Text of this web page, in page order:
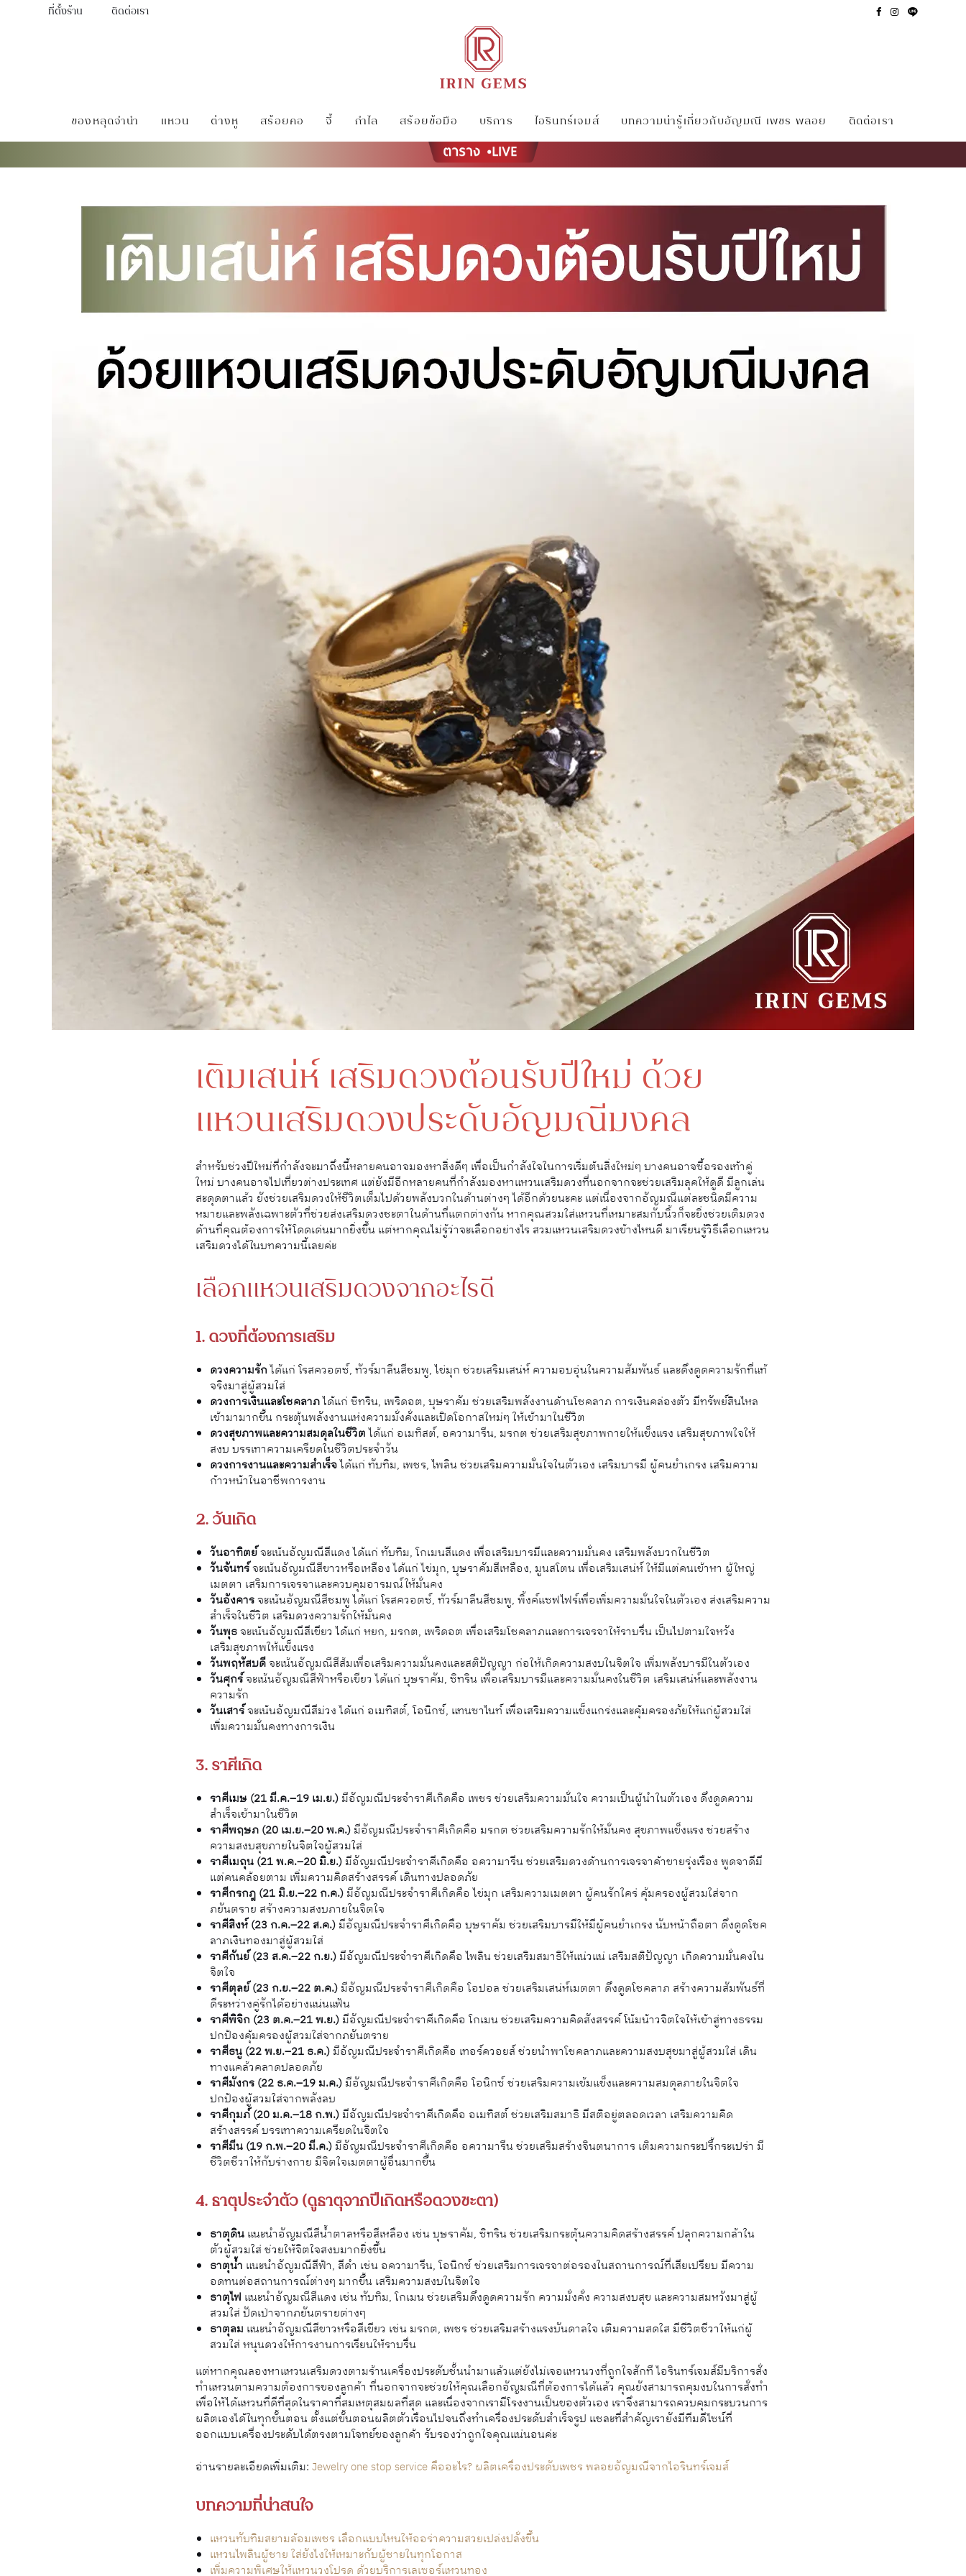
ที่ตั้งร้าน ติดต่อเรา
ของหลุดจำนำ แหวน ต่างหู สร้อยคอ จี้ กำไล สร้อยข้อมือ บริการ ไอรินทร์เจมส์ บทความน่ารู้เกี่ยวกับอัญมณี เพชร พลอย ติดต่อเรา
เติมเสน่ห์ เสริมดวงต้อนรับปีใหม่ ด้วย
แหวนเสริมดวงประดับอัญมณีมงคล
สำหรับช่วงปีใหม่ที่กำลังจะมาถึงนี้หลายคนอาจมองหาสิ่งดีๆ เพื่อเป็นกำลังใจในการเริ่มต้นสิ่งใหม่ๆ บางคนอาจซื้อรองเท้าคู่
ใหม่ บางคนอาจไปเที่ยวต่างประเทศ แต่ยังมีอีกหลายคนที่กำลังมองหาแหวนเสริมดวงที่นอกจากจะช่วยเสริมลุคให้ดูดี มีลูกเล่น
สะดุดตาแล้ว ยังช่วยเสริมดวงให้ชีวิตเต็มไปด้วยพลังบวกในด้านต่างๆ ได้อีกด้วยนะคะ แต่เนื่องจากอัญมณีแต่ละชนิดมีความ
หมายและพลังเฉพาะตัวที่ช่วยส่งเสริมดวงชะตาในด้านที่แตกต่างกัน หากคุณสวมใส่แหวนที่เหมาะสมกับนิ้วก็จะยิ่งช่วยเติมดวง
ด้านที่คุณต้องการให้โดดเด่นมากยิ่งขึ้น แต่หากคุณไม่รู้ว่าจะเลือกอย่างไร สวมแหวนเสริมดวงข้างไหนดี มาเรียนรู้วิธีเลือกแหวน
เสริมดวงได้ในบทความนี้เลยค่ะ
เลือกแหวนเสริมดวงจากอะไรดี
1. ดวงที่ต้องการเสริม
ดวงความรักได้แก่ โรสควอตซ์, ทัวร์มาลีนสีชมพู, ไข่มุก ช่วยเสริมเสน่ห์ ความอบอุ่นในความสัมพันธ์ และดึงดูดความรักที่แท้
จริงมาสู่ผู้สวมใส่
ดวงการเงินและโชคลาภได้แก่ ซิทริน, เพริดอต, บุษราคัม ช่วยเสริมพลังงานด้านโชคลาภ การเงินคล่องตัว มีทรัพย์สินไหล
เข้ามามากขึ้น กระตุ้นพลังงานแห่งความมั่งคั่งและเปิดโอกาสใหม่ๆ ให้เข้ามาในชีวิต
ดวงสุขภาพและความสมดุลในชีวิตได้แก่ อเมทิสต์, อความารีน, มรกต ช่วยเสริมสุขภาพกายให้แข็งแรง เสริมสุขภาพใจให้
สงบ บรรเทาความเครียดในชีวิตประจำวัน
ดวงการงานและความสำเร็จได้แก่ ทับทิม, เพชร, ไพลิน ช่วยเสริมความมั่นใจในตัวเอง เสริมบารมี ผู้คนยำเกรง เสริมความ
ก้าวหน้าในอาชีพการงาน
2. วันเกิด
วันอาทิตย์จะเน้นอัญมณีสีแดง ได้แก่ ทับทิม, โกเมนสีแดง เพื่อเสริมบารมีและความมั่นคง เสริมพลังบวกในชีวิต
วันจันทร์จะเน้นอัญมณีสีขาวหรือเหลือง ได้แก่ ไข่มุก, บุษราคัมสีเหลือง, มูนสโตน เพื่อเสริมเสน่ห์ ให้มีแต่คนเข้าหา ผู้ใหญ่
เมตตา เสริมการเจรจาและควบคุมอารมณ์ให้มั่นคง
วันอังคารจะเน้นอัญมณีสีชมพู ได้แก่ โรสควอตซ์, ทัวร์มาลีนสีชมพู, พิ้งค์แซฟไฟร์เพื่อเพิ่มความมั่นใจในตัวเอง ส่งเสริมความ
สำเร็จในชีวิต เสริมดวงความรักให้มั่นคง
วันพุธจะเน้นอัญมณีสีเขียว ได้แก่ หยก, มรกต, เพริดอต เพื่อเสริมโชคลาภและการเจรจาให้ราบรื่น เป็นไปตามใจหวัง
เสริมสุขภาพให้แข็งแรง
วันพฤหัสบดีจะเน้นอัญมณีสีส้มเพื่อเสริมความมั่นคงและสติปัญญา ก่อให้เกิดความสงบในจิตใจ เพิ่มพลังบารมีในตัวเอง
วันศุกร์จะเน้นอัญมณีสีฟ้าหรือเขียว ได้แก่ บุษราคัม, ซิทริน เพื่อเสริมบารมีและความมั่นคงในชีวิต เสริมเสน่ห์และพลังงาน
ความรัก
วันเสาร์จะเน้นอัญมณีสีม่วง ได้แก่ อเมทิสต์, โอนิกซ์, แทนซาไนท์ เพื่อเสริมความแข็งแกร่งและคุ้มครองภัยให้แก่ผู้สวมใส่
เพิ่มความมั่นคงทางการเงิน
3. ราศีเกิด
ราศีเมษ (21 มี.ค.–19 เม.ย.) มีอัญมณีประจำราศีเกิดคือ เพชร ช่วยเสริมความมั่นใจ ความเป็นผู้นำในตัวเอง ดึงดูดความ
สำเร็จเข้ามาในชีวิต
ราศีพฤษภ (20 เม.ย.–20 พ.ค.) มีอัญมณีประจำราศีเกิดคือ มรกต ช่วยเสริมความรักให้มั่นคง สุขภาพแข็งแรง ช่วยสร้าง
ความสงบสุขภายในจิตใจผู้สวมใส่
ราศีเมถุน (21 พ.ค.–20 มิ.ย.) มีอัญมณีประจำราศีเกิดคือ อความารีน ช่วยเสริมดวงด้านการเจรจาค้าขายรุ่งเรือง พูดจาดีมี
แต่คนคล้อยตาม เพิ่มความคิดสร้างสรรค์ เดินทางปลอดภัย
ราศีกรกฎ (21 มิ.ย.–22 ก.ค.) มีอัญมณีประจำราศีเกิดคือ ไข่มุก เสริมความเมตตา ผู้คนรักใคร่ คุ้มครองผู้สวมใส่จาก
ภยันตราย สร้างความสงบภายในจิตใจ
ราศีสิงห์ (23 ก.ค.–22 ส.ค.) มีอัญมณีประจำราศีเกิดคือ บุษราคัม ช่วยเสริมบารมีให้มีผู้คนยำเกรง นับหน้าถือตา ดึงดูดโชค
ลาภเงินทองมาสู่ผู้สวมใส่
ราศีกันย์ (23 ส.ค.–22 ก.ย.) มีอัญมณีประจำราศีเกิดคือ ไพลิน ช่วยเสริมสมาธิให้แน่วแน่ เสริมสติปัญญา เกิดความมั่นคงใน
จิตใจ
ราศีตุลย์ (23 ก.ย.–22 ต.ค.) มีอัญมณีประจำราศีเกิดคือ โอปอล ช่วยเสริมเสน่ห์เมตตา ดึงดูดโชคลาภ สร้างความสัมพันธ์ที่
ดีระหว่างคู่รักได้อย่างแน่นแฟ้น
ราศีพิจิก (23 ต.ค.–21 พ.ย.) มีอัญมณีประจำราศีเกิดคือ โกเมน ช่วยเสริมความคิดสังสรรค์ โน้มน้าวจิตใจให้เข้าสู่ทางธรรม
ปกป้องคุ้มครองผู้สวมใส่จากภยันตราย
ราศีธนู (22 พ.ย.–21 ธ.ค.) มีอัญมณีประจำราศีเกิดคือ เทอร์ควอยส์ ช่วยนำพาโชคลาภและความสงบสุขมาสู่ผู้สวมใส่ เดิน
ทางแคล้วคลาดปลอดภัย
ราศีมังกร (22 ธ.ค.–19 ม.ค.) มีอัญมณีประจำราศีเกิดคือ โอนิกซ์ ช่วยเสริมความเข้มแข็งและความสมดุลภายในจิตใจ
ปกป้องผู้สวมใส่จากพลังลบ
ราศีกุมภ์ (20 ม.ค.–18 ก.พ.) มีอัญมณีประจำราศีเกิดคือ อเมทิสต์ ช่วยเสริมสมาธิ มีสติอยู่ตลอดเวลา เสริมความคิด
สร้างสรรค์ บรรเทาความเครียดในจิตใจ
ราศีมีน (19 ก.พ.–20 มี.ค.) มีอัญมณีประจำราศีเกิดคือ อความารีน ช่วยเสริมสร้างจินตนาการ เติมความกระปรี้กระเปร่า มี
ชีวิตชีวาให้กับร่างกาย มีจิตใจเมตตาผู้อื่นมากขึ้น
4. ธาตุประจำตัว (ดูธาตุจากปีเกิดหรือดวงชะตา)
ธาตุดิน แนะนำอัญมณีสีน้ำตาลหรือสีเหลือง เช่น บุษราคัม, ซิทริน ช่วยเสริมกระตุ้นความคิดสร้างสรรค์ปลุกความกล้าใน
ตัวผู้สวมใส่ ช่วยให้จิตใจสงบมากยิ่งขึ้น
ธาตุน้ำ แนะนำอัญมณีสีฟ้า, สีดำ เช่น อความารีน, โอนิกซ์ ช่วยเสริมการเจรจาต่อรองในสถานการณ์ที่เสียเปรียบ มีความ
อดทนต่อสถานการณ์ต่างๆ มากขึ้น เสริมความสงบในจิตใจ
ธาตุไฟ แนะนำอัญมณีสีแดง เช่น ทับทิม, โกเมน ช่วยเสริมดึงดูดความรัก ความมั่งคั่ง ความสงบสุข และความสมหวังมาสู่ผู้
สวมใส่ ปัดเป่าจากภยันตรายต่างๆ
ธาตุลม แนะนำอัญมณีสีขาวหรือสีเขียว เช่น มรกต, เพชร ช่วยเสริมสร้างแรงบันดาลใจ เติมความสดใส มีชีวิตชีวาให้แก่ผู้
สวมใส่ หนุนดวงให้การงานการเรียนให้ราบรื่น
แต่หากคุณลองหาแหวนเสริมดวงตามร้านเครื่องประดับชั้นนำมาแล้วแต่ยังไม่เจอแหวนวงที่ถูกใจสักที ไอรินทร์เจมส์มีบริการสั่ง
ทำแหวนตามความต้องการของลูกค้า ที่นอกจากจะช่วยให้คุณเลือกอัญมณีที่ต้องการได้แล้ว คุณยังสามารถคุมงบในการสั่งทำ
เพื่อให้ได้แหวนที่ดีที่สุดในราคาที่สมเหตุสมผลที่สุด และเนื่องจากเรามีโรงงานเป็นของตัวเอง เราจึงสามารถควบคุมกระบวนการ
ผลิตเองได้ในทุกขั้นตอน ตั้งแต่ขั้นตอนผลิตตัวเรือนไปจนถึงทำเครื่องประดับสำเร็จรูป แชละที่สำคัญเรายังมีทีมดีไซน์ที่
ออกแบบเครื่องประดับได้ตรงตามโจทย์ของลูกค้า รับรองว่าถูกใจคุณแน่นอนค่ะ
อ่านรายละเอียดเพิ่มเติม: Jewelry one stop service คืออะไร? ผลิตเครื่องประดับเพชร พลอยอัญมณีจากไอรินทร์เจมส์
บทความที่น่าสนใจ
แหวนทับทิมสยามล้อมเพชร เลือกแบบไหนให้ออร่าความสวยเปล่งปลั่งขึ้น
แหวนไพลินผู้ชาย ใส่ยังไงให้เหมาะกับผู้ชายในทุกโอกาส
เพิ่มความพิเศษให้แหวนวงโปรด ด้วยบริการเลเซอร์แหวนทอง